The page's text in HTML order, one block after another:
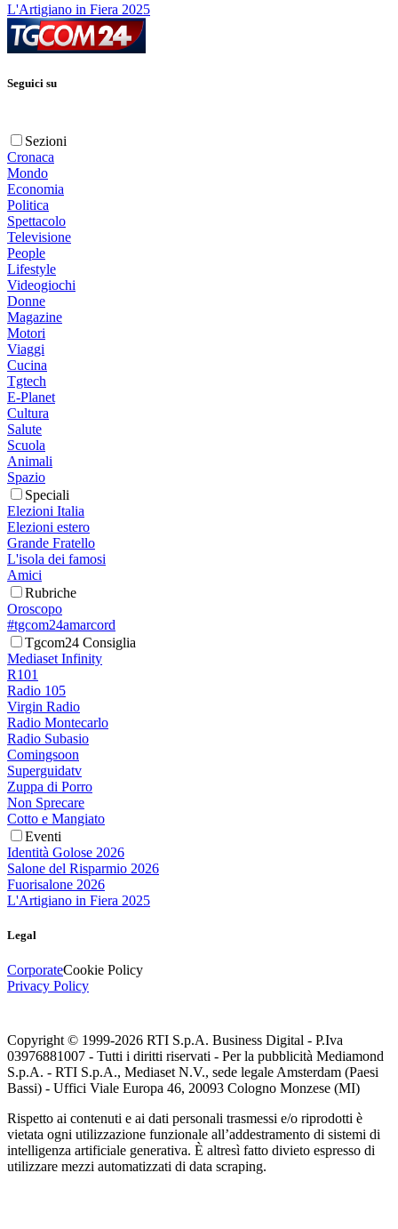
L'Artigiano in Fiera 2025
Seguici su
Sezioni
Cronaca
Mondo
Economia
Politica
Spettacolo
Televisione
People
Lifestyle
Videogiochi
Donne
Magazine
Motori
Viaggi
Cucina
Tgtech
E-Planet
Cultura
Salute
Scuola
Animali
Spazio
Speciali
Elezioni Italia
Elezioni estero
Grande Fratello
L'isola dei famosi
Amici
Rubriche
Oroscopo
#tgcom24amarcord
Tgcom24 Consiglia
Mediaset Infinity
R101
Radio 105
Virgin Radio
Radio Montecarlo
Radio Subasio
Comingsoon
Superguidatv
Zuppa di Porro
Non Sprecare
Cotto e Mangiato
Eventi
Identità Golose 2026
Salone del Risparmio 2026
Fuorisalone 2026
L'Artigiano in Fiera 2025
Legal
CorporateCookie Policy
Privacy Policy
Copyright © 1999-2026 RTI S.p.A. Business Digital - P.Iva
03976881007 - Tutti i diritti riservati - Per la pubblicità Mediamond
S.p.A. - RTI S.p.A., Mediaset N.V., sede legale Amsterdam (Paesi
Bassi) - Uffici Viale Europa 46, 20093 Cologno Monzese (MI)
Rispetto ai contenuti e ai dati personali trasmessi e/o riprodotti è
vietata ogni utilizzazione funzionale all’addestramento di sistemi di
intelligenza artificiale generativa. È altresì fatto divieto espresso di
utilizzare mezzi automatizzati di data scraping.